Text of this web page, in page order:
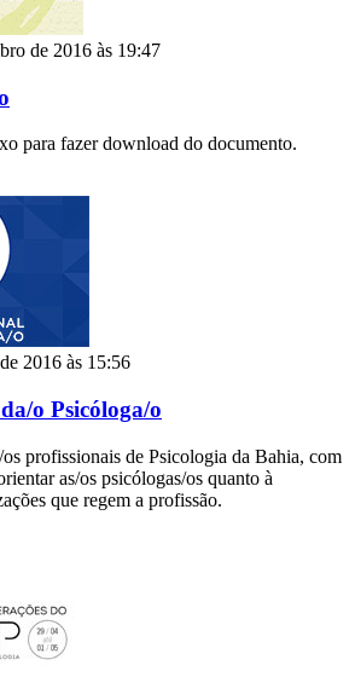
de 2016 às 19:47
para fazer download do documento.
2016 às 15:56
o Psicóloga/o
profissionais de Psicologia da Bahia, com
as/os psicólogas/os quanto à
que regem a profissão.